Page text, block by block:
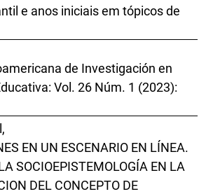
e anos iniciais em tópicos de
de Investigación en
Vol. 26 Núm. 1 (2023):
EN UN ESCENARIO EN LÍNEA.
SOCIOEPISTEMOLOGÍA EN LA
DEL CONCEPTO DE